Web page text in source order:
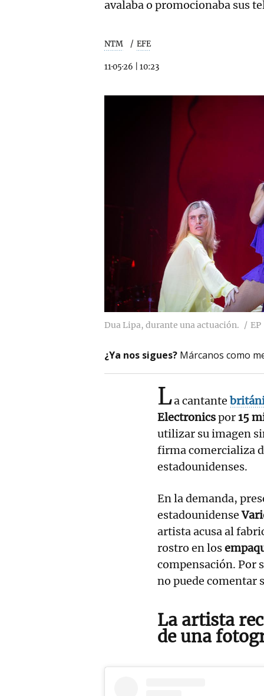
avalaba o promocionaba sus
NTM EFE
11·05·26 10:23
Dua Lipa, durante una actuación. EP
¿Ya nos sigues? Márcanos como
La cantante
Electronicspor15
utilizar su imagen
firma comercializa
estadounidenses.
En la demanda,
estadounidense
artista acusa al
rostro en los
compensación. Por
no puede comentar
La artista
de una